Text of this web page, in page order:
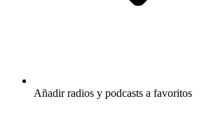
Añadir radios y podcasts a favoritos